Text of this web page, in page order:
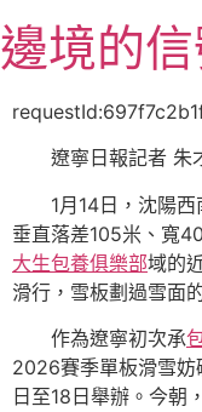
至
主
邊境的
遼寧日報記者 朱
1月14日，沈陽
垂直落差105米、寬
大生包養俱樂部域的
滑行，雪板劃過雪面
作為遼寧初次承
2026賽季單板滑雪妨
日至18日舉辦。今朝